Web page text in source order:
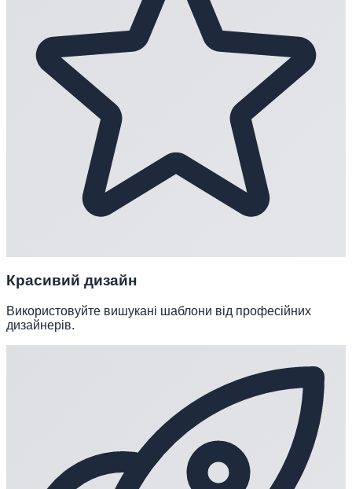
Красивий дизайн
Використовуйте вишукані шаблони від професійних
дизайнерів.